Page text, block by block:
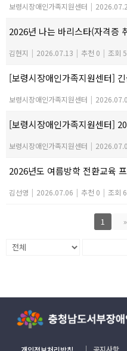
보령시장애인가족지원센터 |
2026년 나는 바리스타(자격증
김현지 | 2026.07.13 | 추천 0 | 조회
[보령시장애인가족지원센터]
보령시장애인가족지원센터 |
[보령시장애인가족지원센터]
보령시장애인가족지원센터 |
2026년도 여름방학 전환교육
김선영 | 2026.07.06 | 추천 0 | 조회
1 »
｜ 공지사항